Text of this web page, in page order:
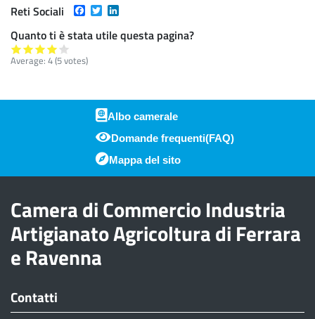
Reti Sociali Facebook
Twitter
Quanto ti è stata utile questa pagina?
Average: 4(5votes)
Piè di pagina
Albo camerale
Domande frequenti(FAQ)
Mappa del sito
Camera di Commercio Industria
Artigianato Agricoltura di Ferrara
e Ravenna
Contatti